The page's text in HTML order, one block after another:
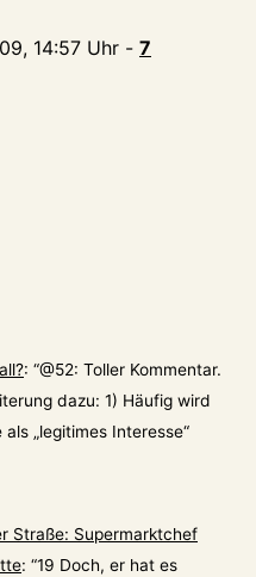
14:57 Uhr - 7
: “@52: Toller Kommentar.
dazu: 1) Häufig wird
„legitimes Interesse“
Straße: Supermarktchef
: “19 Doch, er hat es